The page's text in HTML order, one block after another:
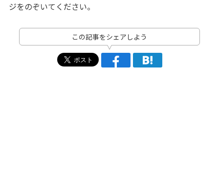
ジをのぞいてください。
この記事をシェアしよう